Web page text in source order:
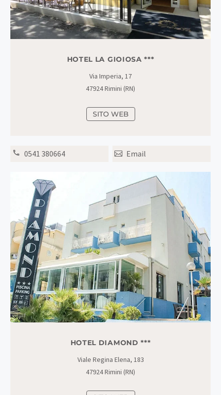
HOTEL LA GIOIOSA ***
Via Imperia, 17
47924 Rimini (RN)
SITO WEB
0541 380664 Email
HOTEL DIAMOND ***
Viale Regina Elena, 183
47924 Rimini (RN)